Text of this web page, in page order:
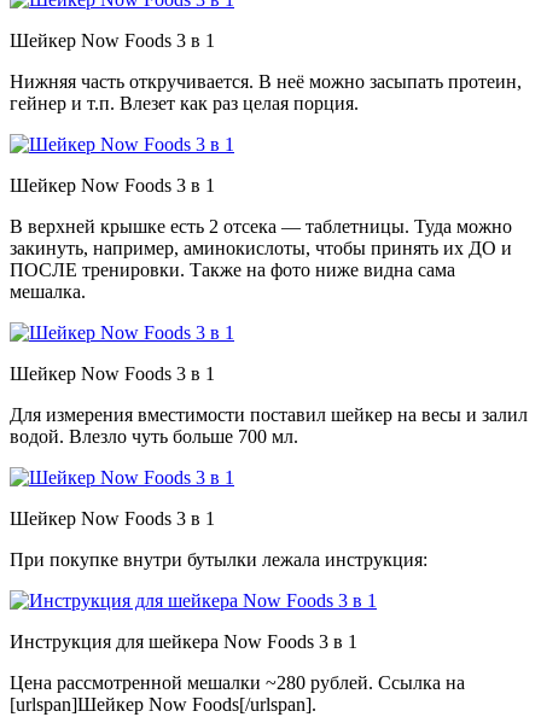
Шейкер Now Foods 3 в 1
Нижняя часть откручивается. В неё можно засыпать протеин,
гейнер и т.п. Влезет как раз целая порция.
Шейкер Now Foods 3 в 1
В верхней крышке есть 2 отсека — таблетницы. Туда можно
закинуть, например, аминокислоты, чтобы принять их ДО и
ПОСЛЕ тренировки. Также на фото ниже видна сама
мешалка.
Шейкер Now Foods 3 в 1
Для измерения вместимости поставил шейкер на весы и залил
водой. Влезло чуть больше 700 мл.
Шейкер Now Foods 3 в 1
При покупке внутри бутылки лежала инструкция:
Инструкция для шейкера Now Foods 3 в 1
Цена рассмотренной мешалки ~280 рублей. Ссылка на
[urlspan]Шейкер Now Foods[/urlspan].